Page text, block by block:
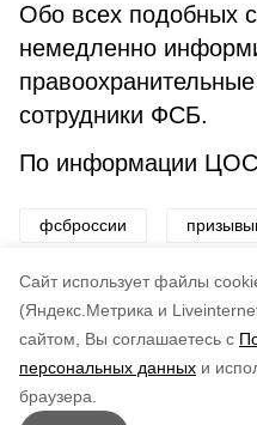
Cайт использует файлы
(Яндекс.Метрика и
сайтом, Вы соглашаетесь с
персональных данных и
браузера.
Обо всех подобных
немедленно
сотрудники ФСБ.
По информации
фсброссии
по оценке
5